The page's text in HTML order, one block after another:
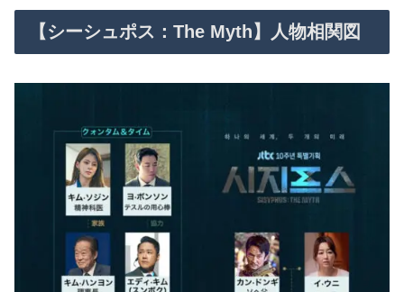
【シーシュポス：The Myth】人物相関図